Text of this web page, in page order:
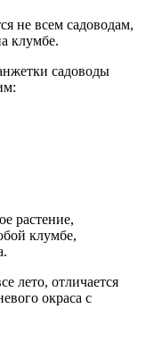
не всем садоводам,
клумбе.
садоводы
растение,
клумбе,
лето, отличается
окраса с